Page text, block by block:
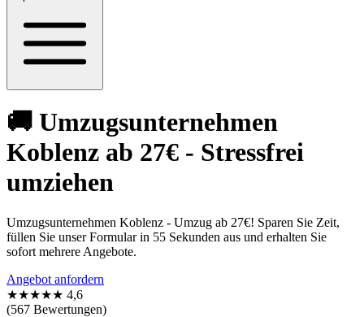
🚚 Umzugsunternehmen
Koblenz ab 27€ - Stressfrei
umziehen
Umzugsunternehmen Koblenz - Umzug ab 27€! Sparen Sie Zeit,
füllen Sie unser Formular in 55 Sekunden aus und erhalten Sie
sofort mehrere Angebote.
Angebot anfordern
★★★★★ 4,6
(567 Bewertungen)